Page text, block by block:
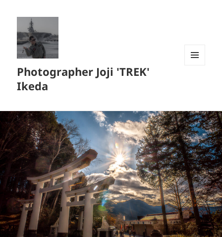
Photographer Joji 'TREK'
Ikeda